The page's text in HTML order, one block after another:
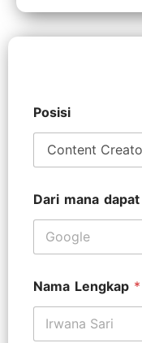
Posisi
Dari mana
Nama Lengkap *